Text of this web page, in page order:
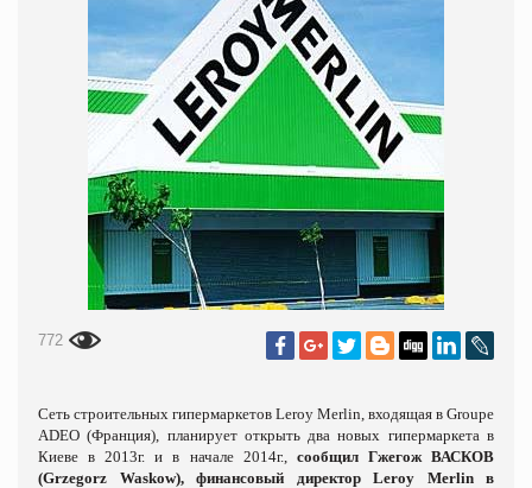
772
Сеть строительных гипермаркетов Leroy Merlin, входящая в Groupe
ADEO (Франция), планирует открыть два новых гипермаркета в
Киеве в 2013г. и в начале 2014г., сообщил ГжегожВАСКОВ
(Grzegorz Waskow), финансовый директор Leroy Merlin в